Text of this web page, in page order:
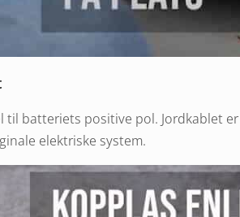
til batteriets positive pol. Jordkablet
elektriske system.